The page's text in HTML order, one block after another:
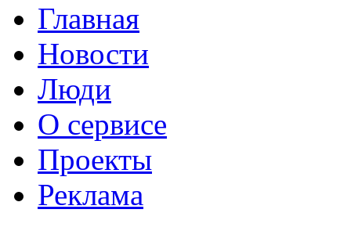
Главная
Новости
Люди
О сервисе
Проекты
Реклама